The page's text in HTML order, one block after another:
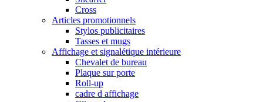
Cross
Articles promotionnels
Stylos publicitaires
Tasses et mugs
Affichage et signalétique intérieure
Chevalet de bureau
Plaque sur porte
Roll-up
cadre d affichage